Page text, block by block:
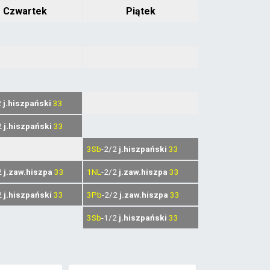
Czwartek Piątek
j.hiszpański 33
j.hiszpański 33
3Sb-2/2 j.hiszpański 33
j.zaw.hiszpa 33 1NL -2/2 j.zaw.hiszpa 33
j.hiszpański 33 3Pb-2/2 j.zaw.hiszpa 33
3Sb-1/2 j.hiszpański 33